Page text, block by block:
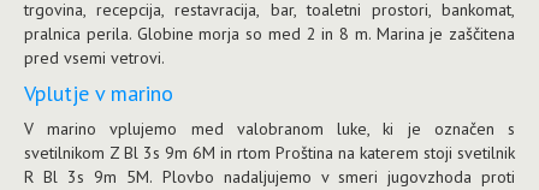
trgovina, recepcija, restavracija, bar, toaletni prostori, bankomat,
pralnica perila. Globine morja so med 2 in 8 m. Marina je zaščitena
pred vsemi vetrovi.
Vplutje v marino
V marino vplujemo med valobranom luke, ki je označen s
svetilnikom Z Bl 3s 9m 6M in rtom Proština na katerem stoji svetilnik
R Bl 3s 9m 5M. Plovbo nadaljujemo v smeri jugovzhoda proti